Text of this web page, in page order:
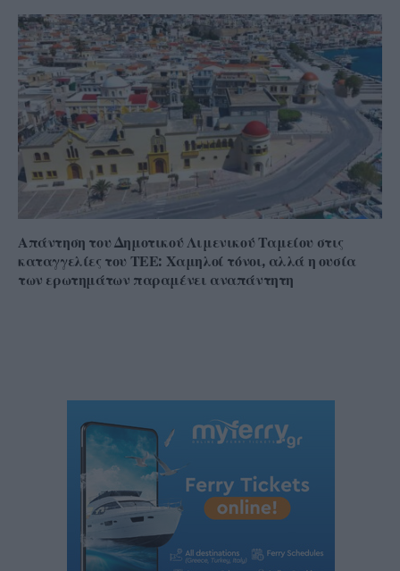
Απάντηση του Δημοτικού Λιμενικού Ταμείου στις
καταγγελίες του ΤΕΕ: Χαμηλοί τόνοι, αλλά η ουσία
των ερωτημάτων παραμένει αναπάντητη